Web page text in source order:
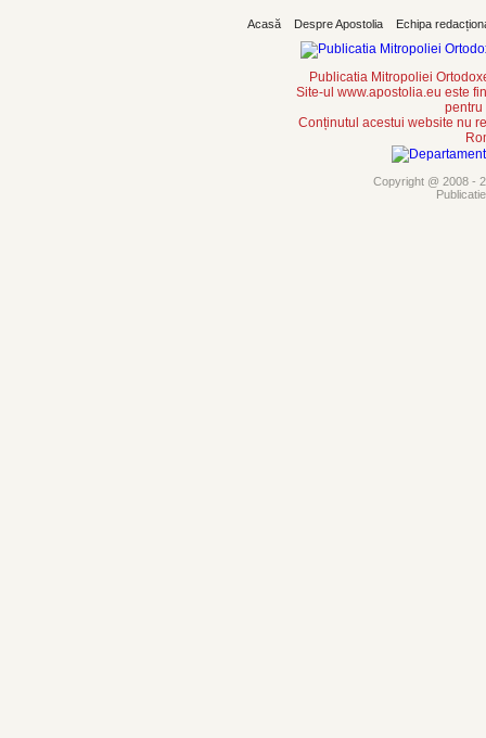
Acasă Despre Apostolia Echipa
Publicatia Mitropoliei
Site-ul www.apostolia.eu este
pentru
Conținutul acestui website nu
Copyright @ 2008 -